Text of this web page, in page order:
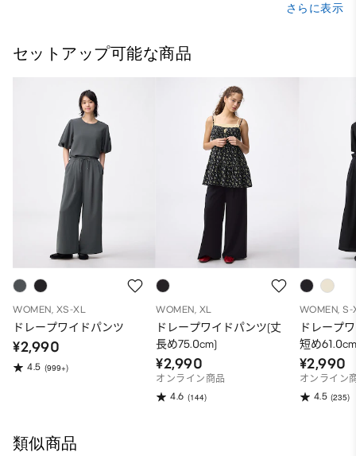
さらに表示
セットアップ可能な商品
WOMEN, XS-XL
ドレープワイドパンツ
¥2,990
4.5 (999+)
WOMEN, XL
ドレープワイドパンツ(丈
長め75.0cm)
¥2,990
オンライン商品
4.6 (144)
WOMEN, S-
ドレープ
短め
¥2,990
オンライン
4.5 (235)
類似商品